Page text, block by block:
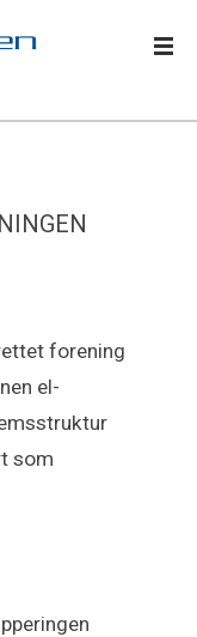
forening
el-
som